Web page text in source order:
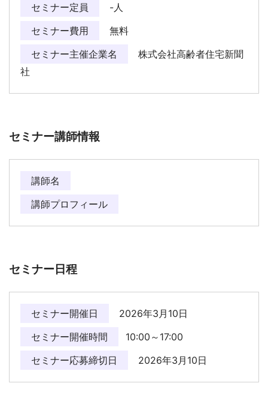
セミナー定員
-人
セミナー費用
無料
セミナー主催企業名
株式会社高齢者住宅新聞
社
セミナー講師情報
講師名
講師プロフィール
セミナー日程
セミナー開催日
2026年3月10日
セミナー開催時間
10:00～17:00
セミナー応募締切日
2026年3月10日